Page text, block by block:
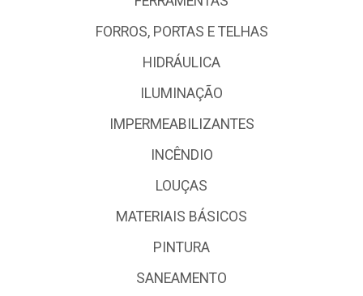
FORROS, PORTAS E TELHAS
HIDRÁULICA
ILUMINAÇÃO
IMPERMEABILIZANTES
INCÊNDIO
LOUÇAS
MATERIAIS BÁSICOS
PINTURA
SANEAMENTO